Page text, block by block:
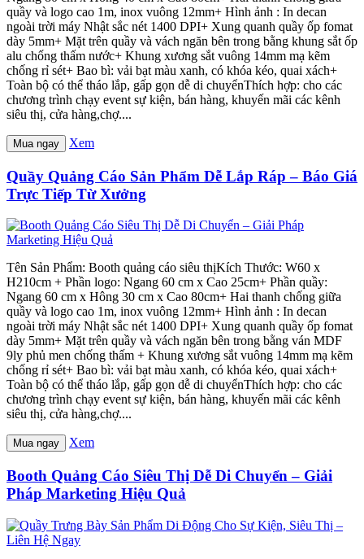
quầy và logo cao 1m, inox vuông 12mm+ Hình ảnh : In decan
ngoài trời máy Nhật sắc nét 1400 DPI+ Xung quanh quầy ốp fomat
dày 5mm+ Mặt trên quầy và vách ngăn bên trong bằng khung sắt ốp
alu chống thấm nước+ Khung xương sắt vuông 14mm mạ kẽm
chống rỉ sét+ Bao bì: vải bạt màu xanh, có khóa kéo, quai xách+
Toàn bộ có thể tháo lắp, gấp gọn dễ di chuyểnThích hợp: cho các
chương trình chạy event sự kiện, bán hàng, khuyến mãi các kênh
siêu thị, cửa hàng,chợ....
Mua ngay Xem
Quầy Quảng Cáo Sản Phẩm Dễ Lắp Ráp – Báo Giá
Trực Tiếp Từ Xưởng
Tên Sản Phẩm: Booth quảng cáo siêu thịKích Thước: W60 x
H210cm + Phần logo: Ngang 60 cm x Cao 25cm+ Phần quầy:
Ngang 60 cm x Hông 30 cm x Cao 80cm+ Hai thanh chống giữa
quầy và logo cao 1m, inox vuông 12mm+ Hình ảnh : In decan
ngoài trời máy Nhật sắc nét 1400 DPI+ Xung quanh quầy ốp fomat
dày 5mm+ Mặt trên quầy và vách ngăn bên trong bằng ván MDF
9ly phủ men chống thấm + Khung xương sắt vuông 14mm mạ kẽm
chống rỉ sét+ Bao bì: vải bạt màu xanh, có khóa kéo, quai xách+
Toàn bộ có thể tháo lắp, gấp gọn dễ di chuyểnThích hợp: cho các
chương trình chạy event sự kiện, bán hàng, khuyến mãi các kênh
siêu thị, cửa hàng,chợ....
Mua ngay Xem
Booth Quảng Cáo Siêu Thị Dễ Di Chuyển – Giải
Pháp Marketing Hiệu Quả